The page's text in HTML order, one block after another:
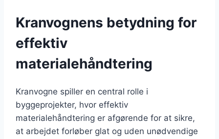
Kranvognens betydning for
effektiv
materialehåndtering
Kranvogne spiller en central rolle i
byggeprojekter, hvor effektiv
materialehåndtering er afgørende for at sikre,
at arbejdet forløber glat og uden unødvendige